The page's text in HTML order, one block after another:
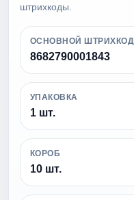
штрихкоды.
ОСНОВНОЙ ШТРИХКОД
8682790001843
УПАКОВКА
1 шт.
КОРОБ
10 шт.